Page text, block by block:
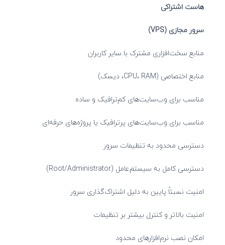
هاست اشتراکی
سرور مجازی (VPS)
منابع سخت‌افزاری مشترک با سایر کاربران
منابع اختصاصی (CPU، RAM، دیسک)
مناسب برای وب‌سایت‌های کم‌ترافیک و ساده
مناسب برای وب‌سایت‌های پرترافیک یا پروژه‌های حرفه‌ای
دسترسی محدود به تنظیمات سرور
دسترسی کامل به سیستم‌عامل (Root/Administrator)
امنیت نسبتاً پایین به دلیل اشتراک‌گذاری سرور
امنیت بالاتر و کنترل بیشتر بر تنظیمات
امکان نصب نرم‌افزارهای محدود